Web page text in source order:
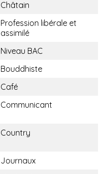
Châtain
Profession libérale et
assimilé
Niveau BAC
Bouddhiste
Café
Communicant
Country
Journaux